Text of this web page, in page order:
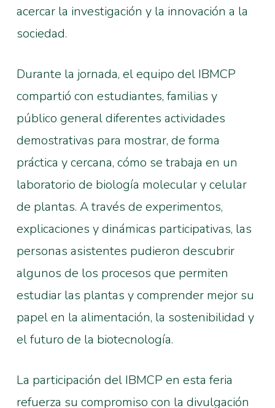
acercar la investigación y la innovación a la
sociedad.
Durante la jornada, el equipo del IBMCP
compartió con estudiantes, familias y
público general diferentes actividades
demostrativas para mostrar, de forma
práctica y cercana, cómo se trabaja en un
laboratorio de biología molecular y celular
de plantas. A través de experimentos,
explicaciones y dinámicas participativas, las
personas asistentes pudieron descubrir
algunos de los procesos que permiten
estudiar las plantas y comprender mejor su
papel en la alimentación, la sostenibilidad y
el futuro de la biotecnología.
La participación del IBMCP en esta feria
refuerza su compromiso con la divulgación